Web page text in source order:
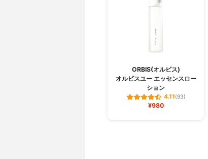
ORBIS(オルビス)
オルビスユー エッセンスロー
ション
4.11(93)
¥980